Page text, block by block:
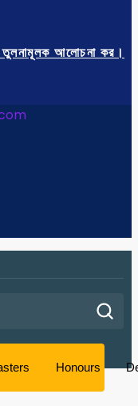
তুলনামূলক আলোচনা কর।
Honours